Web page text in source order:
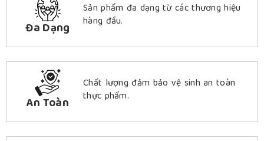
Đa Dạng
Sản phẩm đa dạng từ các thương hiệu
hàng đầu.
An Toàn
Chất lượng đảm bảo vệ sinh an toàn
thực phẩm.